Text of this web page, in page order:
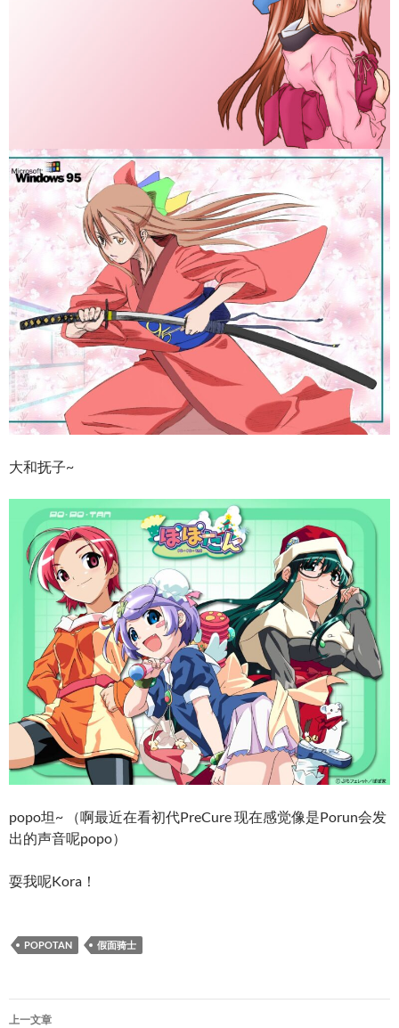
大和抚子~
popo坦~ （啊最近在看初代PreCure 现在感觉像是Porun会发
出的声音呢popo）
耍我呢Kora！
POPOTAN 假面骑士
文
上一文章